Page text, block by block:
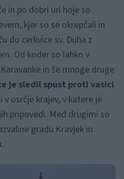
in po dobri uri hoje so
kjer so se okrepčali in
do cerkvice sv. Duha z
Od koder so lahko v
in še mnoge druge
je sledil spust proti vasici
v osrčje krajev, v katere je
pripovedi. Med drugimi so
gradu Kravjek in